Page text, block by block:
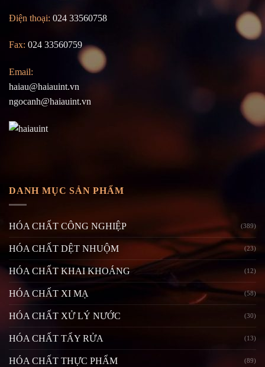
Điện thoại: 024 33560758
Fax: 024 33560759
Email:
haiau@haiauint.vn
ngocanh@haiauint.vn
DANH MỤC SẢN PHẨM
HÓA CHẤT CÔNG NGHIỆP (389)
HÓA CHẤT DỆT NHUỘM (23)
HÓA CHẤT KHAI KHOÁNG (12)
HÓA CHẤT XI MẠ (58)
HÓA CHẤT XỬ LÝ NƯỚC (30)
HÓA CHẤT TẨY RỬA (13)
HÓA CHẤT THỰC PHẨM (89)